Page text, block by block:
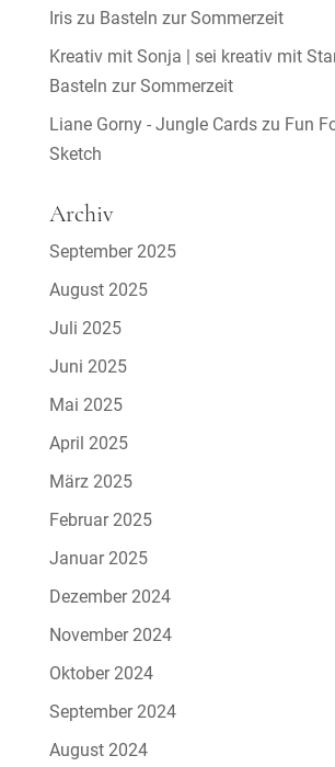
Iriszu Basteln zur Sommerzeit
Kreativ mit Sonja | sei kreativ mit
Basteln zur Sommerzeit
Liane Gorny - Jungle Cardszu Fun
Sketch
Archiv
September 2025
August 2025
Juli 2025
Juni 2025
Mai 2025
April 2025
März 2025
Februar 2025
Januar 2025
Dezember 2024
November 2024
Oktober 2024
September 2024
August 2024